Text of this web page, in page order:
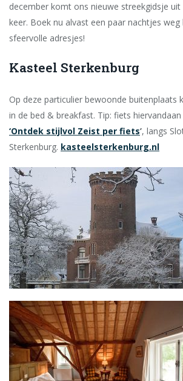
december komt ons nieuwe streekgidsje
keer. Boek nu alvast een paar nachtjes weg
sfeervolle adresjes!
Kasteel Sterkenburg
Op deze particulier bewoonde buitenplaats
in de bed & breakfast. Tip: fiets hiervandaan
‘Ontdek stijlvol Zeist per fiets’, langs
Sterkenburg. kasteelsterkenburg.nl